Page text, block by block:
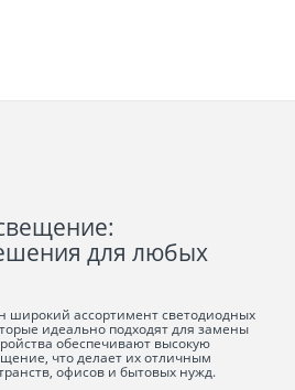
для любых
широкий ассортимент светодиодных
идеально подходят для замены
обеспечивают высокую
что делает их отличным
офисов и бытовых нужд.